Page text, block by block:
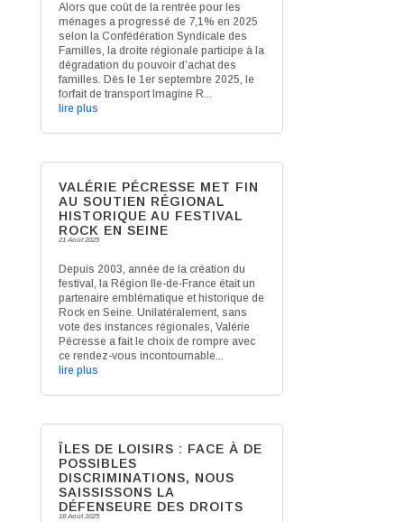
Alors que coût de la rentrée pour les
ménages a progressé de 7,1% en 2025
selon la Confédération Syndicale des
Familles, la droite régionale participe à la
dégradation du pouvoir d’achat des
familles. Dès le 1er septembre 2025, le
forfait de transport Imagine R...
lire plus
VALÉRIE PÉCRESSE MET FIN
AU SOUTIEN RÉGIONAL
HISTORIQUE AU FESTIVAL
ROCK EN SEINE
21 Août 2025
Depuis 2003, année de la création du
festival, la Région Ile-de-France était un
partenaire emblématique et historique de
Rock en Seine. Unilatéralement, sans
vote des instances régionales, Valérie
Pécresse a fait le choix de rompre avec
ce rendez-vous incontournable...
lire plus
ÎLES DE LOISIRS : FACE À DE
POSSIBLES
DISCRIMINATIONS, NOUS
SAISSISSONS LA
DÉFENSEURE DES DROITS
18 Août 2025